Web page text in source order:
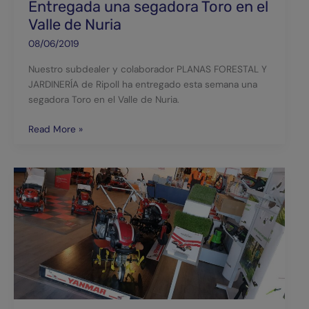
Entregada una segadora Toro en el
Valle de Nuria
08/06/2019
Nuestro subdealer y colaborador PLANAS FORESTAL Y
JARDINERÍA de Ripoll ha entregado esta semana una
segadora Toro en el Valle de Nuria.
Read More »
Disponemos
de
Motoazadas
YANMAR